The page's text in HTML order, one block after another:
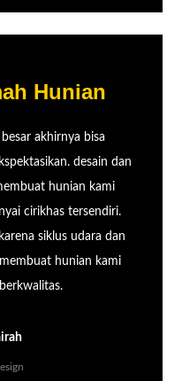
Hunian
akhirnya bisa
desain dan
hunian kami
cirikhas tersendiri.
siklus udara dan
hunian kami